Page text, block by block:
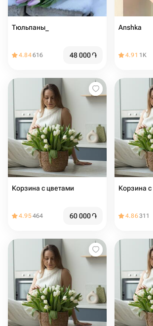
Тюльпаны_
4.84616 48 000֏
Anshka
4.91 1K
Корзина с цветами ️
4.95464 60 000֏
Корзина с
4.86311